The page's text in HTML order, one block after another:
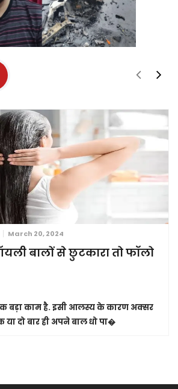
March 20, 2024
बालों से छुटकारा तो फॉलो
बड़ा काम है. इसी आलस्य के कारण अक्सर
दो बार ही अपने बाल धो पा�